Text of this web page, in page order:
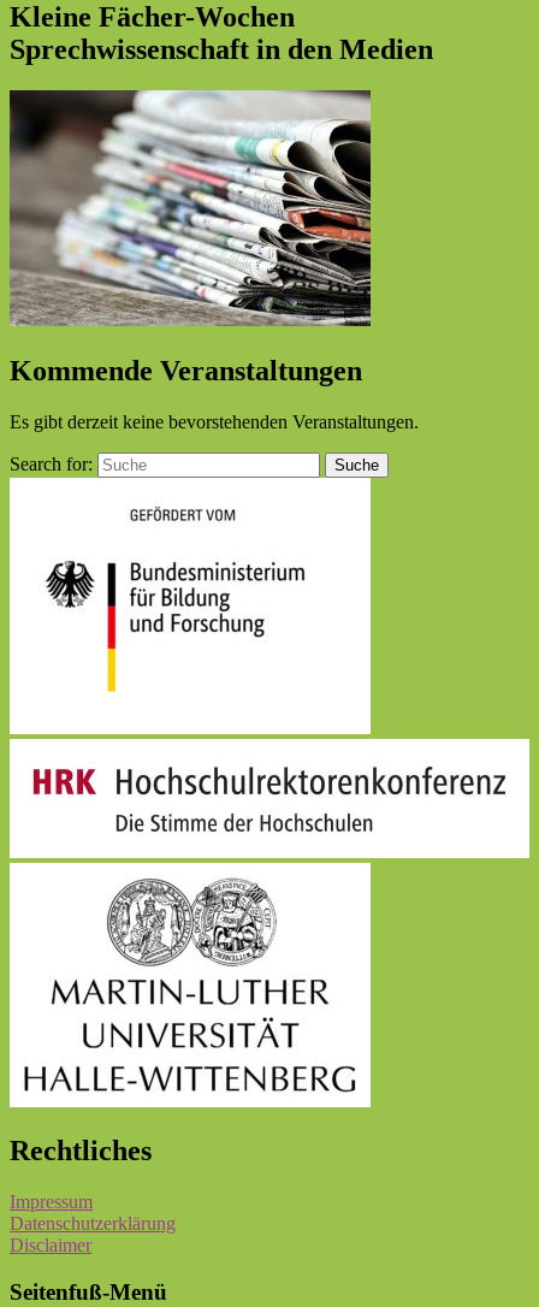
Kleine Fächer-Wochen
Sprechwissenschaft in den Medien
Kommende Veranstaltungen
Es gibt derzeit keine bevorstehenden Veranstaltungen.
Search for: Suche
Rechtliches
Impressum
Datenschutzerklärung
Disclaimer
Seitenfuß-Menü